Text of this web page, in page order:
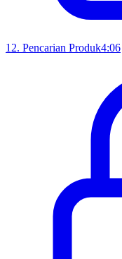
12. Pencarian Produk4:06